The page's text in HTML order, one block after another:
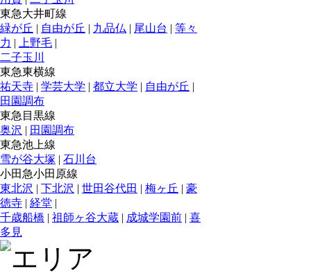
東急大井町線
緑が丘 | 自由が丘 | 九品仏 | 尾山台 | 等々
力 | 上野毛 |
二子玉川
東急東横線
祐天寺 | 学芸大学 | 都立大学 | 自由が丘 |
田園調布
東急目黒線
奥沢 | 田園調布
東急池上線
雪が谷大塚 | 石川台
小田急小田原線
東北沢 | 下北沢 | 世田谷代田 | 梅ヶ丘 | 豪
徳寺 | 経堂 |
千歳船橋 | 祖師ヶ谷大蔵 | 成城学園前 | 喜
多見